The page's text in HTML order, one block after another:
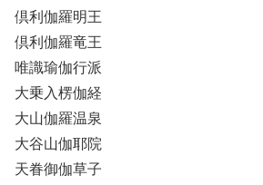
倶利伽羅明王
倶利伽羅竜王
唯識瑜伽行派
大乗入楞伽経
大山伽羅温泉
大谷山伽耶院
天眷御伽草子